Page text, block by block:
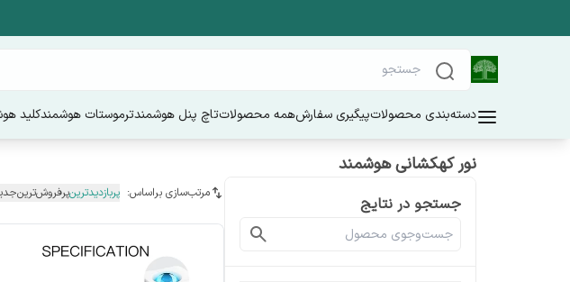
دسته‌بندی محصولاتپیگیری سفارشهمه محصولاتتاچ پنل هوشمندترموستات هوشمندکلید
نور کهکشانی هوشمند
جستجو در نتایج
مرتب‌سازی براساس: پربازدیدترینپرفروش‌ترین